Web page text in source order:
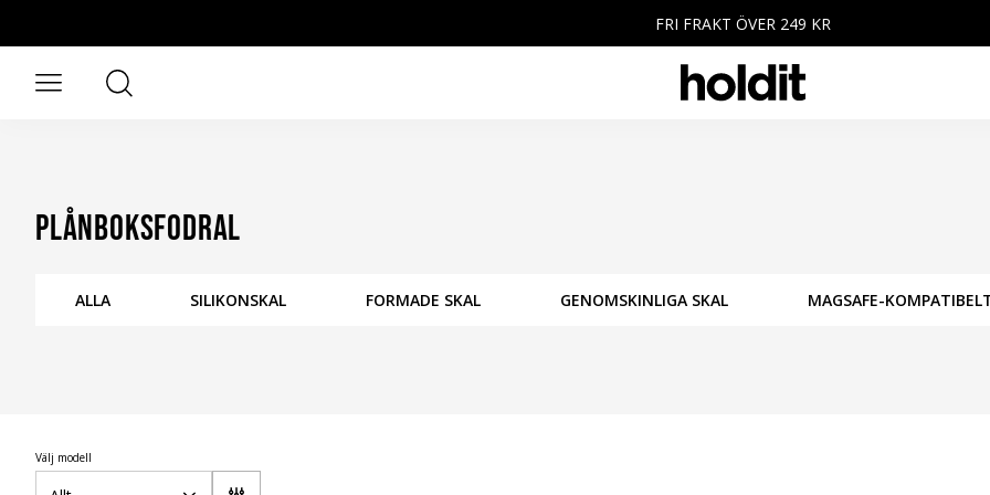
FRI FRAKT ÖVER 249 KR
Öppna menySök
Plånboksfodral
ALLA SILIKONSKAL FORMADE SKAL GENOMSKINLIGA SKAL MAGSAFE-
Välj modell